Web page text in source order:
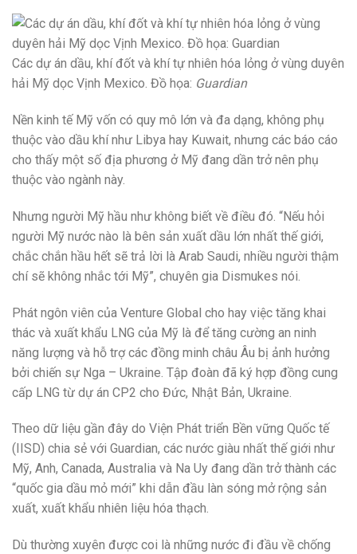
Các dự án dầu, khí đốt và khí tự nhiên hóa lỏng ở vùng duyên
hải Mỹ dọc Vịnh Mexico. Đồ họa: Guardian
Nền kinh tế Mỹ vốn có quy mô lớn và đa dạng, không phụ
thuộc vào dầu khí như Libya hay Kuwait, nhưng các báo cáo
cho thấy một số địa phương ở Mỹ đang dần trở nên phụ
thuộc vào ngành này.
Nhưng người Mỹ hầu như không biết về điều đó. “Nếu hỏi
người Mỹ nước nào là bên sản xuất dầu lớn nhất thế giới,
chắc chắn hầu hết sẽ trả lời là Arab Saudi, nhiều người thậm
chí sẽ không nhắc tới Mỹ”, chuyên gia Dismukes nói.
Phát ngôn viên của Venture Global cho hay việc tăng khai
thác và xuất khẩu LNG của Mỹ là để tăng cường an ninh
năng lượng và hỗ trợ các đồng minh châu Âu bị ảnh hưởng
bởi chiến sự Nga – Ukraine. Tập đoàn đã ký hợp đồng cung
cấp LNG từ dự án CP2 cho Đức, Nhật Bản, Ukraine.
Theo dữ liệu gần đây do Viện Phát triển Bền vững Quốc tế
(IISD) chia sẻ với Guardian, các nước giàu nhất thế giới như
Mỹ, Anh, Canada, Australia và Na Uy đang dần trở thành các
“quốc gia dầu mỏ mới” khi dẫn đầu làn sóng mở rộng sản
xuất, xuất khẩu nhiên liệu hóa thạch.
Dù thường xuyên được coi là những nước đi đầu về chống